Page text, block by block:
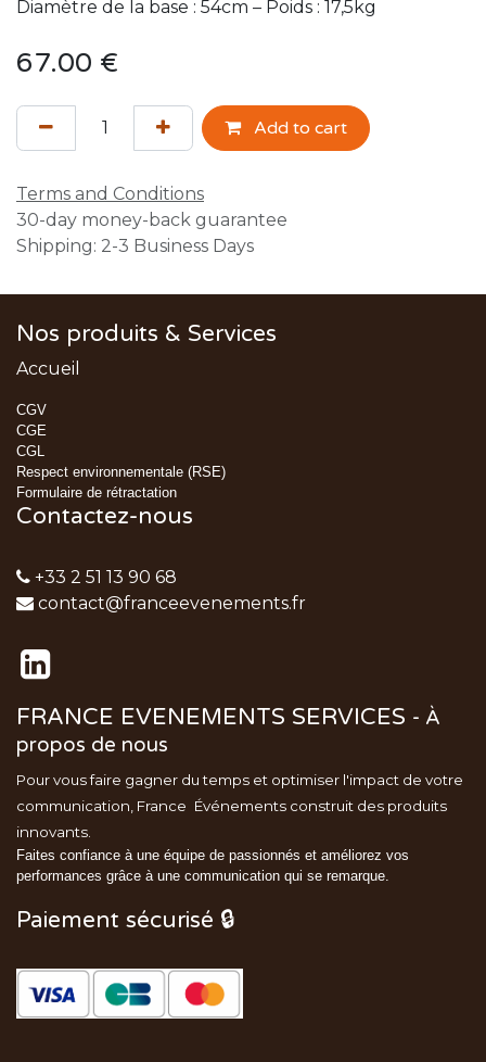
Diamètre de la base : 54cm – Poids : 17,5kg
67.00 €
Add to cart
Terms and Conditions
30-day money-back guarantee
Shipping: 2-3 Business Days
Nos produits & Services
Accueil
CGV
CGE
CGL
Respect environnementale (RSE)
Formulaire de rétractation
Contactez-nous
+33 2 51 13 90 68
contact@franceevenements.fr
FRANCE EVENEMENTS SERVICES - À
propos de nous
Pour vous faire gagner du temps et optimiser l'impact de votre
communication, France Événements construit des produits
innovants.
Faites confiance à une équipe de passionnés et améliorez vos
performances grâce à une communication qui se remarque.
Paiement sécurisé 🔒